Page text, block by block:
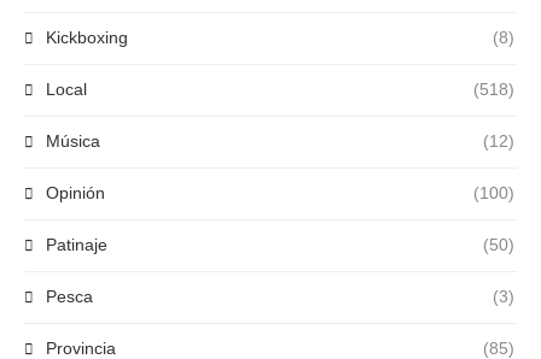
Kickboxing (8)
Local (518)
Música (12)
Opinión (100)
Patinaje (50)
Pesca (3)
Provincia (85)